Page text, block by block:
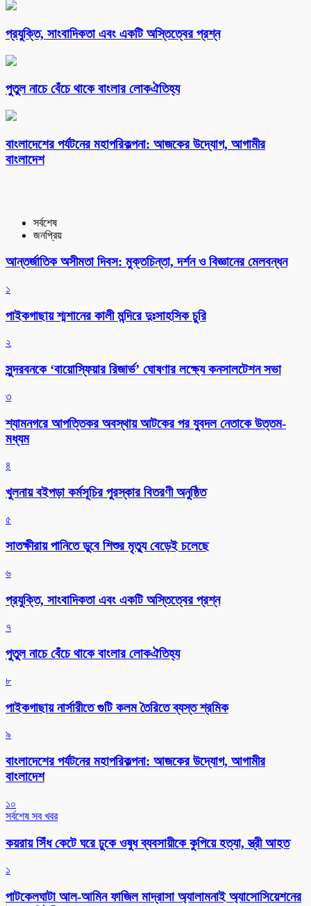
প্রযুক্তি, সাংবাদিকতা এবং একটি অস্তিত্বের প্রশ্ন
পুতুল নাচে বেঁচে থাকে বাংলার লোকঐতিহ্য
বাংলাদেশের পর্যটনের মহাপরিকল্পনা: আজকের উদ্যোগ, আগামীর
বাংলাদেশ
সর্বশেষ
জনপ্রিয়
আন্তর্জাতিক অসীমতা দিবস: মুক্তচিন্তা, দর্শন ও বিজ্ঞানের মেলবন্ধন
১
পাইকগাছায় শ্মশানের কালী মন্দিরে দুঃসাহসিক চুরি
২
সুন্দরবনকে ‘বায়োস্ফিয়ার রিজার্ভ’ ঘোষণার লক্ষ্যে কনসালটেশন সভা
৩
শ্যামনগরে আপত্তিকর অবস্থায় আটকের পর যুবদল নেতাকে উত্তম-
মধ্যম
৪
খুলনায় বইপড়া কর্মসূচির পুরস্কার বিতরণী অনুষ্ঠিত
৫
সাতক্ষীরায় পানিতে ডুবে শিশুর মৃত্যু বেড়েই চলেছে
৬
প্রযুক্তি, সাংবাদিকতা এবং একটি অস্তিত্বের প্রশ্ন
৭
পুতুল নাচে বেঁচে থাকে বাংলার লোকঐতিহ্য
৮
পাইকগাছায় নার্সারীতে গুটি কলম তৈরিতে ব্যস্ত শ্রমিক
৯
বাংলাদেশের পর্যটনের মহাপরিকল্পনা: আজকের উদ্যোগ, আগামীর
বাংলাদেশ
১০
সর্বশেষ সব খবর
কয়রায় সিঁধ কেটে ঘরে ঢুকে ওষুধ ব্যবসায়ীকে কুপিয়ে হত্যা, স্ত্রী আহত
১
পাটকেলঘাটা আল-আমিন ফাজিল মাদ্রাসা অ্যালামনাই অ্যাসোসিয়েশনের